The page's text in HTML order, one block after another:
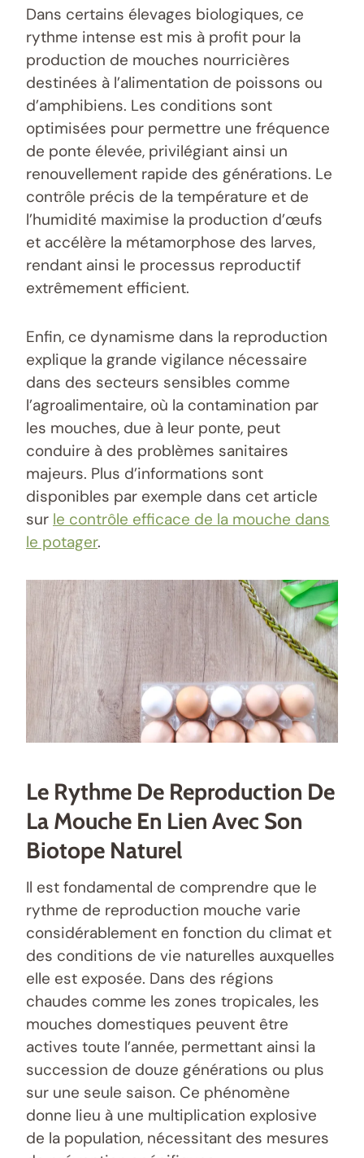
Dans certains élevages biologiques, ce
rythme intense est mis à profit pour la
production de mouches nourricières
destinées à l’alimentation de poissons ou
d’amphibiens. Les conditions sont
optimisées pour permettre une fréquence
de ponte élevée, privilégiant ainsi un
renouvellement rapide des générations. Le
contrôle précis de la température et de
l’humidité maximise la production d’œufs
et accélère la métamorphose des larves,
rendant ainsi le processus reproductif
extrêmement efficient.
Enfin, ce dynamisme dans la reproduction
explique la grande vigilance nécessaire
dans des secteurs sensibles comme
l’agroalimentaire, où la contamination par
les mouches, due à leur ponte, peut
conduire à des problèmes sanitaires
majeurs. Plus d’informations sont
disponibles par exemple dans cet article
sur le contrôle efficace de la mouche dans
le potager.
Le Rythme De Reproduction De
La Mouche En Lien Avec Son
Biotope Naturel
Il est fondamental de comprendre que le
rythme de reproduction mouche varie
considérablement en fonction du climat et
des conditions de vie naturelles auxquelles
elle est exposée. Dans des régions
chaudes comme les zones tropicales, les
mouches domestiques peuvent être
actives toute l’année, permettant ainsi la
succession de douze générations ou plus
sur une seule saison. Ce phénomène
donne lieu à une multiplication explosive
de la population, nécessitant des mesures